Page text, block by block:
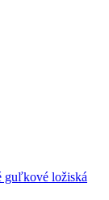
guľkové ložiská